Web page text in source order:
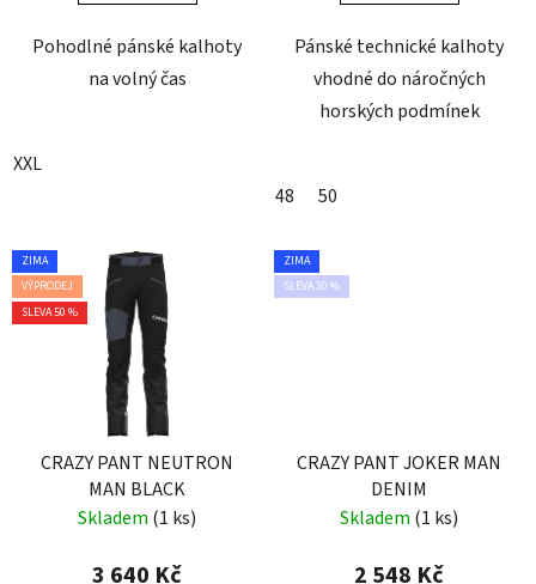
Pohodlné pánské kalhoty
na volný čas
XXL
Pánské technické kalhoty
vhodné do náročných
horských podmínek
48 50
ZIMA
VÝPRODEJ
SLEVA 50 %
CRAZY PANT NEUTRON
MAN BLACK
Skladem (1 ks)
3 640 Kč
ZIMA
SLEVA 30 %
CRAZY PANT JOKER MAN
DENIM
Skladem (1 ks)
2 548 Kč